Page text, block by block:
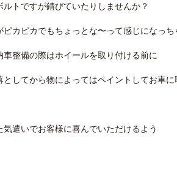
トですが錆びていたりしませんか？
カピカでもちょっとな〜って感じになっち
整備の際はホイールを取り付ける前に
してから物によってはペイントしてお車に
遣いでお客様に喜んでいただけるよう